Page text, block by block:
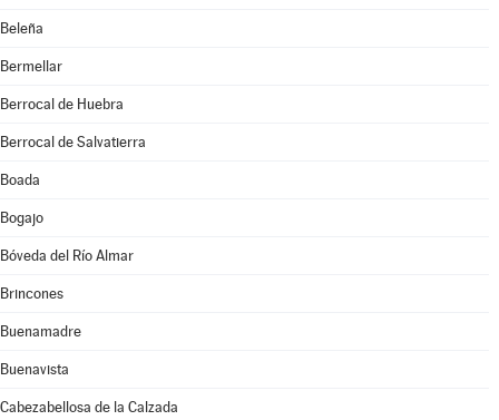
Beleña
Bermellar
Berrocal de Huebra
Berrocal de Salvatierra
Boada
Bogajo
Bóveda del Río Almar
Brincones
Buenamadre
Buenavista
Cabezabellosa de la Calzada